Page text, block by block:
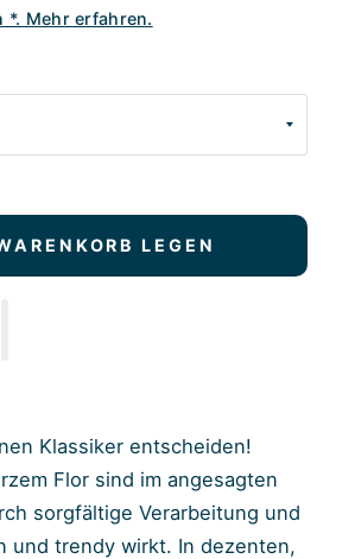
*. Mehr erfahren.
LEGEN
Klassiker entscheiden!
Flor sind im angesagten
sorgfältige Verarbeitung und
und trendy wirkt. In dezenten,